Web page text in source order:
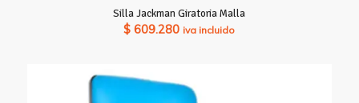
Silla Jackman Giratoria Malla
$ 609.280 iva incluido